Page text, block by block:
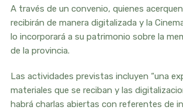
A través de un convenio, quienes
recibirán de manera digitalizada y la
lo incorporará a su patrimonio sobre la
de la provincia.
Las actividades previstas incluyen “una
materiales que se reciban y las
habrá charlas abiertas con referentes de